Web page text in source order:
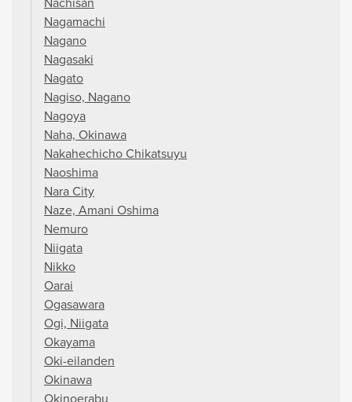
Nagamachi
Nagano
Nagasaki
Nagato
Nagiso, Nagano
Nagoya
Naha, Okinawa
Nakahechicho Chikatsuyu
Naoshima
Nara City
Naze, Amani Oshima
Nemuro
Niigata
Nikko
Oarai
Ogasawara
Ogi, Niigata
Okayama
Oki-eilanden
Okinawa